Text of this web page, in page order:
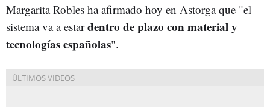
Margarita Robles ha afirmado hoy en Astorga que "el
sistema va a estardentro de plazo con material y
tecnologías españolas".